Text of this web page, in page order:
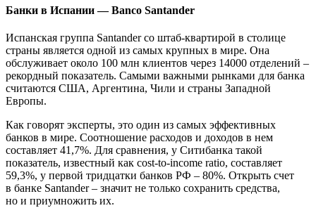
Банки в Испании — Banco Santander
Испанская группа Santander со штаб-квартирой в столице
страны является одной из самых крупных в мире. Она
обслуживает около 100 млн клиентов через 14000 отделений –
рекордный показатель. Самыми важными рынками для банка
считаются США, Аргентина, Чили и страны Западной
Европы.
Как говорят эксперты, это один из самых эффективных
банков в мире. Соотношение расходов и доходов в нем
составляет 41,7%. Для сравнения, у Ситибанка такой
показатель, известный как cost-to-income ratio, составляет
59,3%, у первой тридцатки банков РФ – 80%. Открыть счет
в банке Santander – значит не только сохранить средства,
но и приумножить их.